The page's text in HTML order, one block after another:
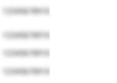
12345678910
12345678910
12345678910
12345678910